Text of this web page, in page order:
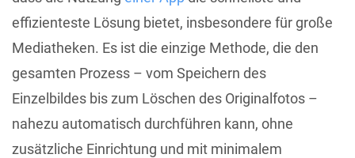
effizienteste Lösung bietet, insbesondere für große
Mediatheken. Es ist die einzige Methode, die den
gesamten Prozess – vom Speichern des
Einzelbildes bis zum Löschen des Originalfotos –
nahezu automatisch durchführen kann, ohne
zusätzliche Einrichtung und mit minimalem